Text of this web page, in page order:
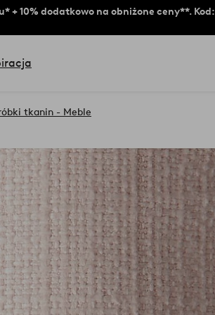
+ 10% dodatkowo na obniżone ceny**. Kod:
tkanin - Meble